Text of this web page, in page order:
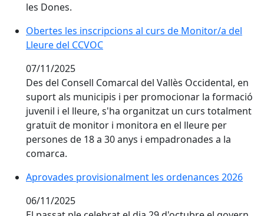
les Dones.
Obertes les inscripcions al curs de Monitor/a del
Obertes les inscripcions al curs de Monitor/a del
Lleure del CCVOC
07/11/2025
Des del Consell Comarcal del Vallès Occidental, en
suport als municipis i per promocionar la formació
juvenil i el lleure, s'ha organitzat un curs totalment
gratuït de monitor i monitora en el lleure per
persones de 18 a 30 anys i empadronades a la
comarca.
Aprovades provisionalment les ordenances 2026
Aprovades provisionalment les ordenances 2026
06/11/2025